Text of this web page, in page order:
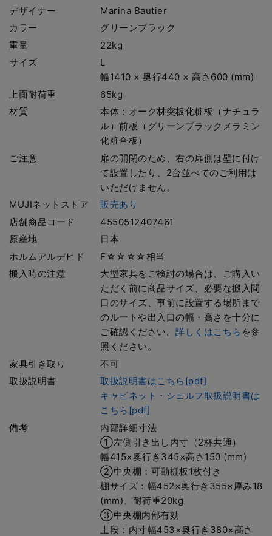
デザイナー
Marina Bautier
カラー
グリーンブラック
重量
22kg
サイズ
L
幅1410 × 奥行440 × 高さ600 (mm)
上面耐荷重
65kg
材質
本体：オーク材突板化粧板（ナチュラ
ル）前板（グリーンブラックメラミン
化粧合板）
ご注意
扉の開閉のため、右の扉側は壁に付け
て設置したり、2台並べてのご利用は
いただけません。
MUJIネットストア
販売あり
店舗商品コード
4550512407461
原産地
日本
ホルムアルデヒド
F☆☆☆☆相当
搬入時の注意
大型家具をご検討の場合は、ご購入い
ただく前に商品サイズ、必要な搬入間
口のサイズ、事前に設置する場所まで
のルートや出入口の幅・高さを十分に
ご確認ください。詳しくはこちら を参
照ください。
家具引き取り
不可
取扱説明書
取扱説明書はこちら[pdf]
キャビネット・シェルフ取扱説明書は
こちら[pdf]
備考
内部詳細寸法
①左側引き出し内寸（2杯共通）
幅415×奥行き345×高さ150 (mm)
②中央棚：可動棚板1枚付き
棚サイズ：幅452×奥行き355×厚み18
(mm)、耐荷重20kg
③中央棚内部有効
上段：内寸幅453×奥行き380×高さ